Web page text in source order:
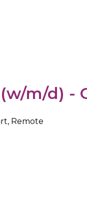
m/d) -
Remote